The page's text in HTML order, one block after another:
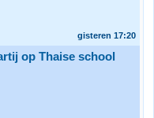
gisteren 17:20
op Thaise school